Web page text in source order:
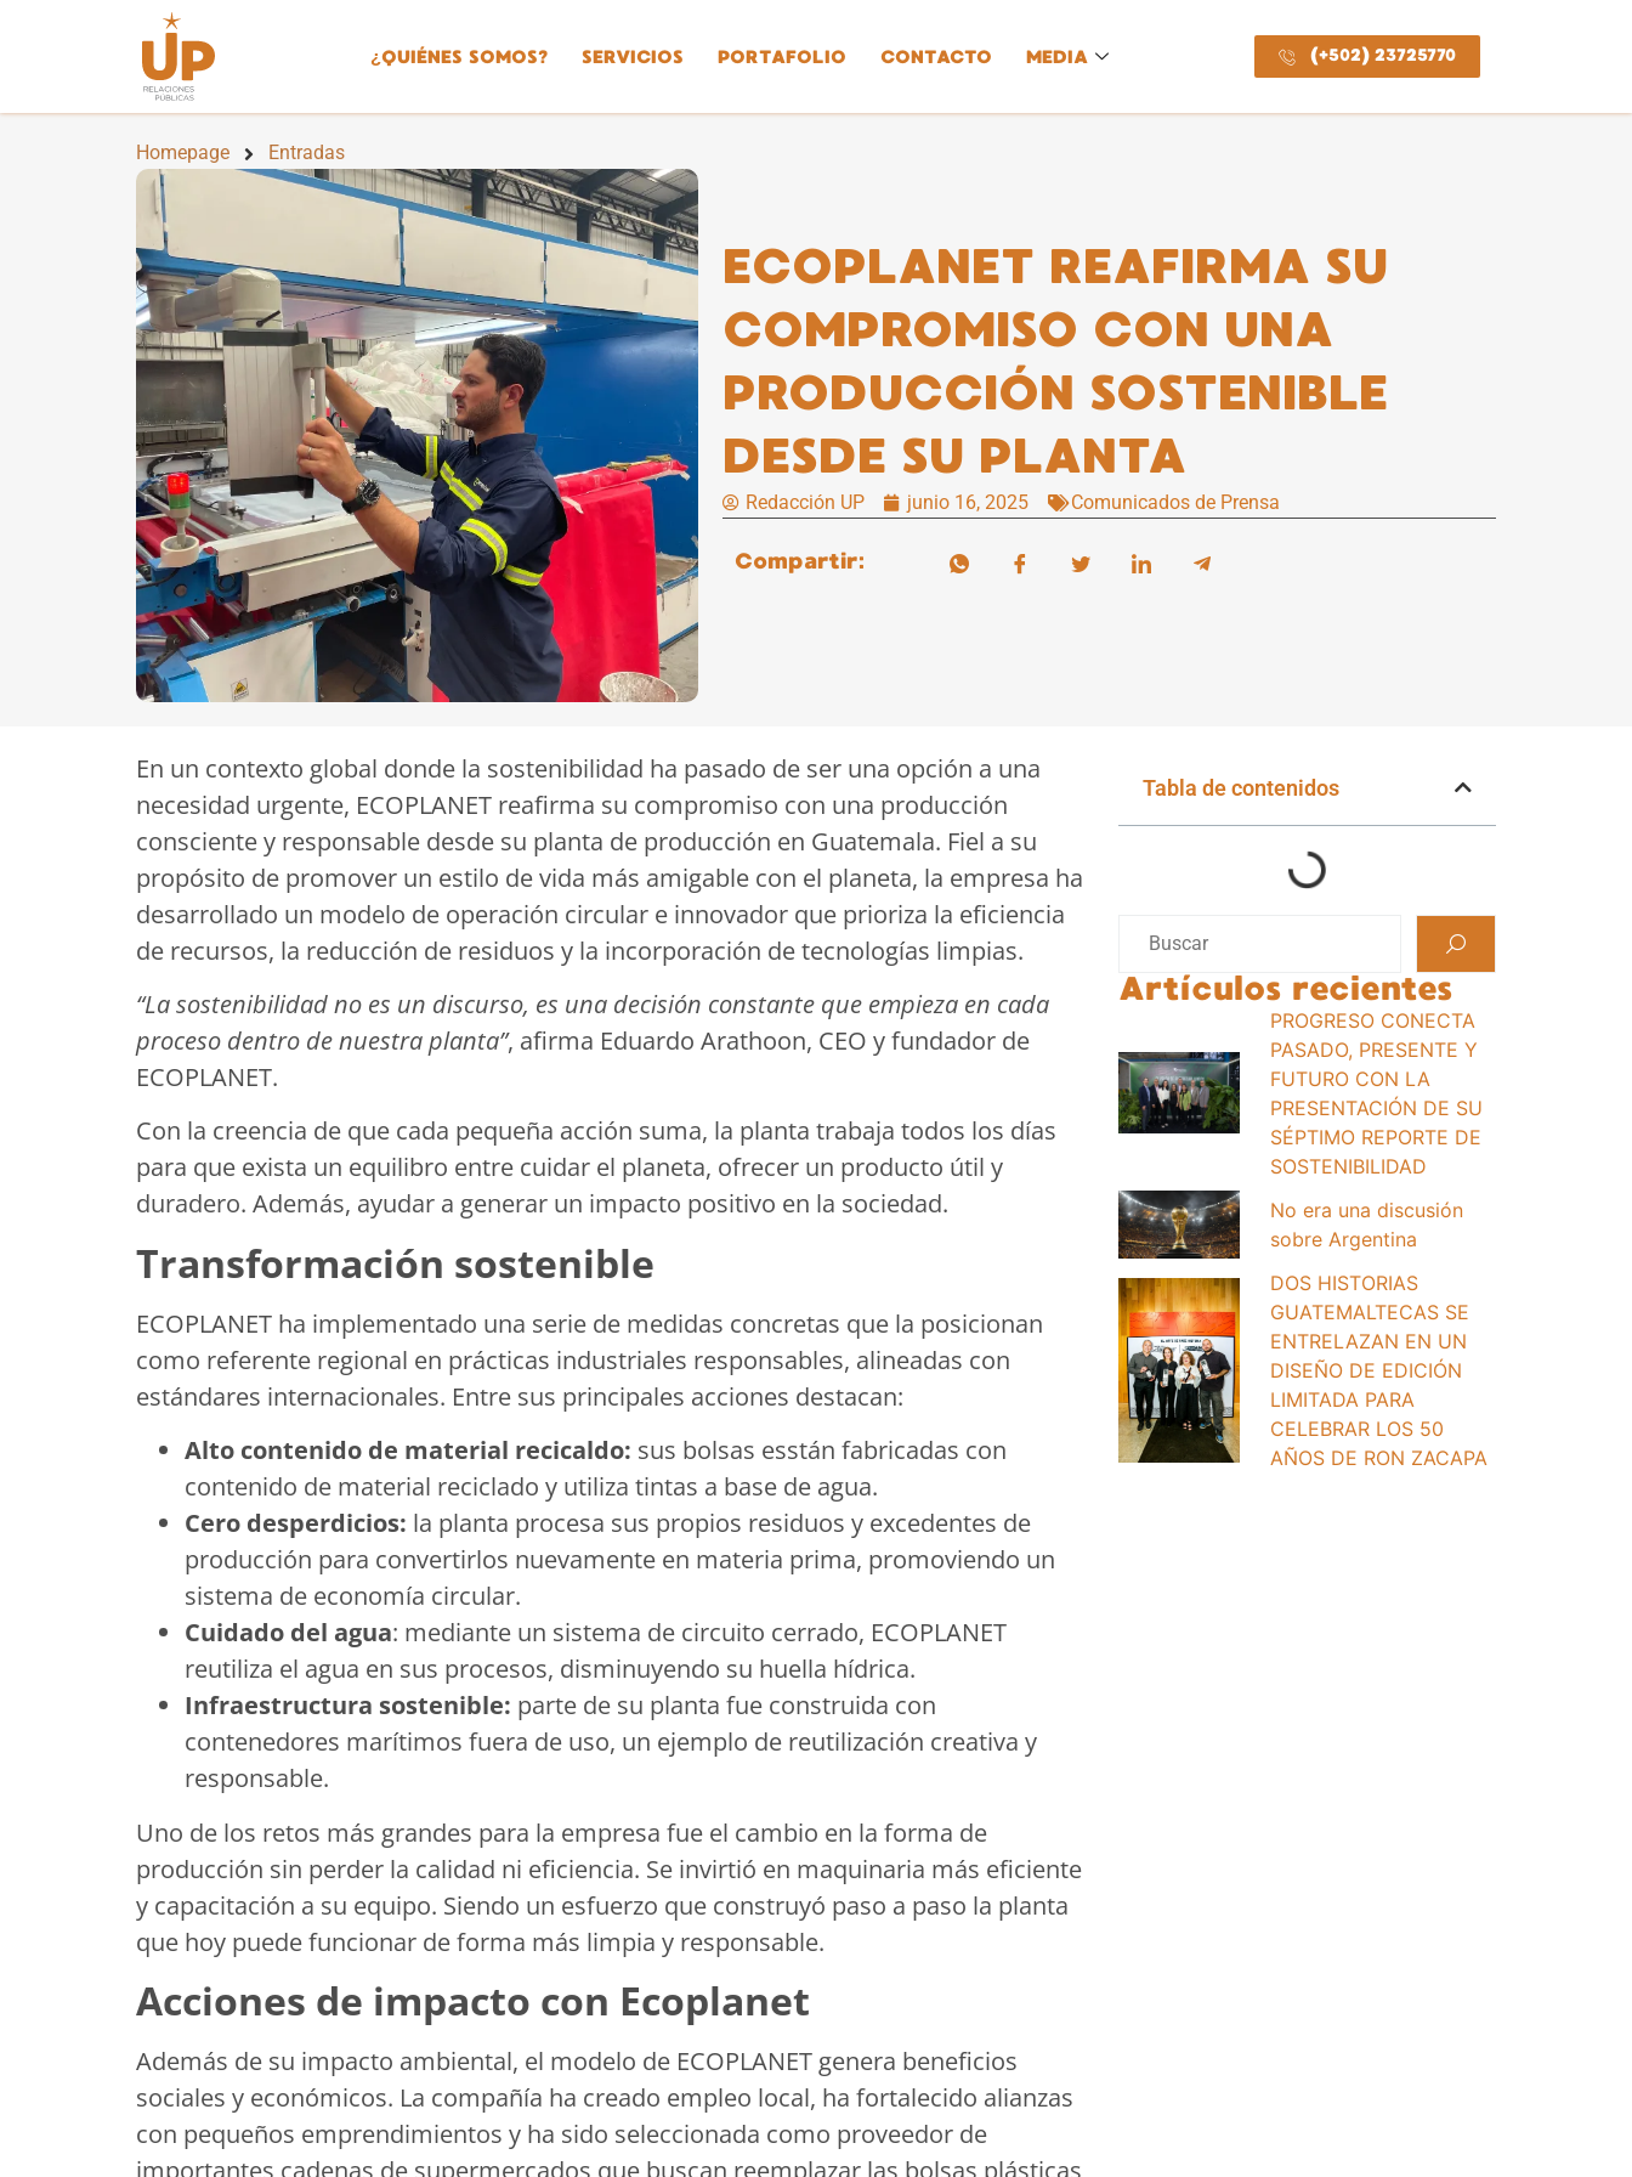
¿QUIÉNES SOMOS? SERVICIOS PORTAFOLIO CONTACTO MEDIA (+502) 23725770
Homepage Entradas
ECOPLANET REAFIRMA SU
COMPROMISO CON UNA
PRODUCCIÓN SOSTENIBLE
DESDE SU PLANTA
Redacción UP junio 16, 2025 Comunicados de Prensa
Compartir:
En un contexto global donde la sostenibilidad ha pasado de ser una opción a una
necesidad urgente, ECOPLANET reafirma su compromiso con una producción
consciente y responsable desde su planta de producción en Guatemala. Fiel a su
propósito de promover un estilo de vida más amigable con el planeta, la empresa ha
desarrollado un modelo de operación circular e innovador que prioriza la eficiencia
de recursos, la reducción de residuos y la incorporación de tecnologías limpias.
“La sostenibilidad no es un discurso, es una decisión constante que empieza en cada
proceso dentro de nuestra planta”, afirma Eduardo Arathoon, CEO y fundador de
ECOPLANET.
Con la creencia de que cada pequeña acción suma, la planta trabaja todos los días
para que exista un equilibro entre cuidar el planeta, ofrecer un producto útil y
duradero. Además, ayudar a generar un impacto positivo en la sociedad.
Transformación sostenible
ECOPLANET ha implementado una serie de medidas concretas que la posicionan
como referente regional en prácticas industriales responsables, alineadas con
estándares internacionales. Entre sus principales acciones destacan:
Alto contenido de material recicaldo: sus bolsas esstán fabricadas con
contenido de material reciclado y utiliza tintas a base de agua.
Cero desperdicios: la planta procesa sus propios residuos y excedentes de
producción para convertirlos nuevamente en materia prima, promoviendo un
sistema de economía circular.
Cuidado del agua: mediante un sistema de circuito cerrado, ECOPLANET
reutiliza el agua en sus procesos, disminuyendo su huella hídrica.
Infraestructura sostenible: parte de su planta fue construida con
contenedores marítimos fuera de uso, un ejemplo de reutilización creativa y
responsable.
Uno de los retos más grandes para la empresa fue el cambio en la forma de
producción sin perder la calidad ni eficiencia. Se invirtió en maquinaria más eficiente
y capacitación a su equipo. Siendo un esfuerzo que construyó paso a paso la planta
que hoy puede funcionar de forma más limpia y responsable.
Acciones de impacto con Ecoplanet
Además de su impacto ambiental, el modelo de ECOPLANET genera beneficios
sociales y económicos. La compañía ha creado empleo local, ha fortalecido alianzas
con pequeños emprendimientos y ha sido seleccionada como proveedor de
importantes cadenas de supermercados que buscan reemplazar las bolsas plásticas
Tabla de contenidos
Artículos recientes
PROGRESO CONECTA
PASADO, PRESENTE Y
FUTURO CON LA
PRESENTACIÓN DE SU
SÉPTIMO REPORTE DE
SOSTENIBILIDAD
No era una discusión
sobre Argentina
DOS HISTORIAS
GUATEMALTECAS SE
ENTRELAZAN EN UN
DISEÑO DE EDICIÓN
LIMITADA PARA
CELEBRAR LOS 50
AÑOS DE RON ZACAPA